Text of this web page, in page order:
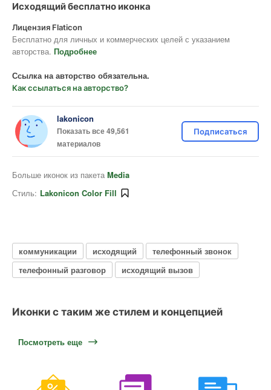
Исходящий бесплатно иконка
Лицензия Flaticon
Бесплатно для личных и коммерческих целей с указанием
авторства. Подробнее
Ссылка на авторство обязательна.
Как ссылаться на авторство?
lakonicon
Показать все 49,561
материалов
Подписаться
Больше иконок из пакета Media
Стиль: Lakonicon Color Fill
коммуникации исходящий
телефонный звонок
телефонный разговор
исходящий вызов
Иконки с таким же стилем и концепцией
Посмотреть еще